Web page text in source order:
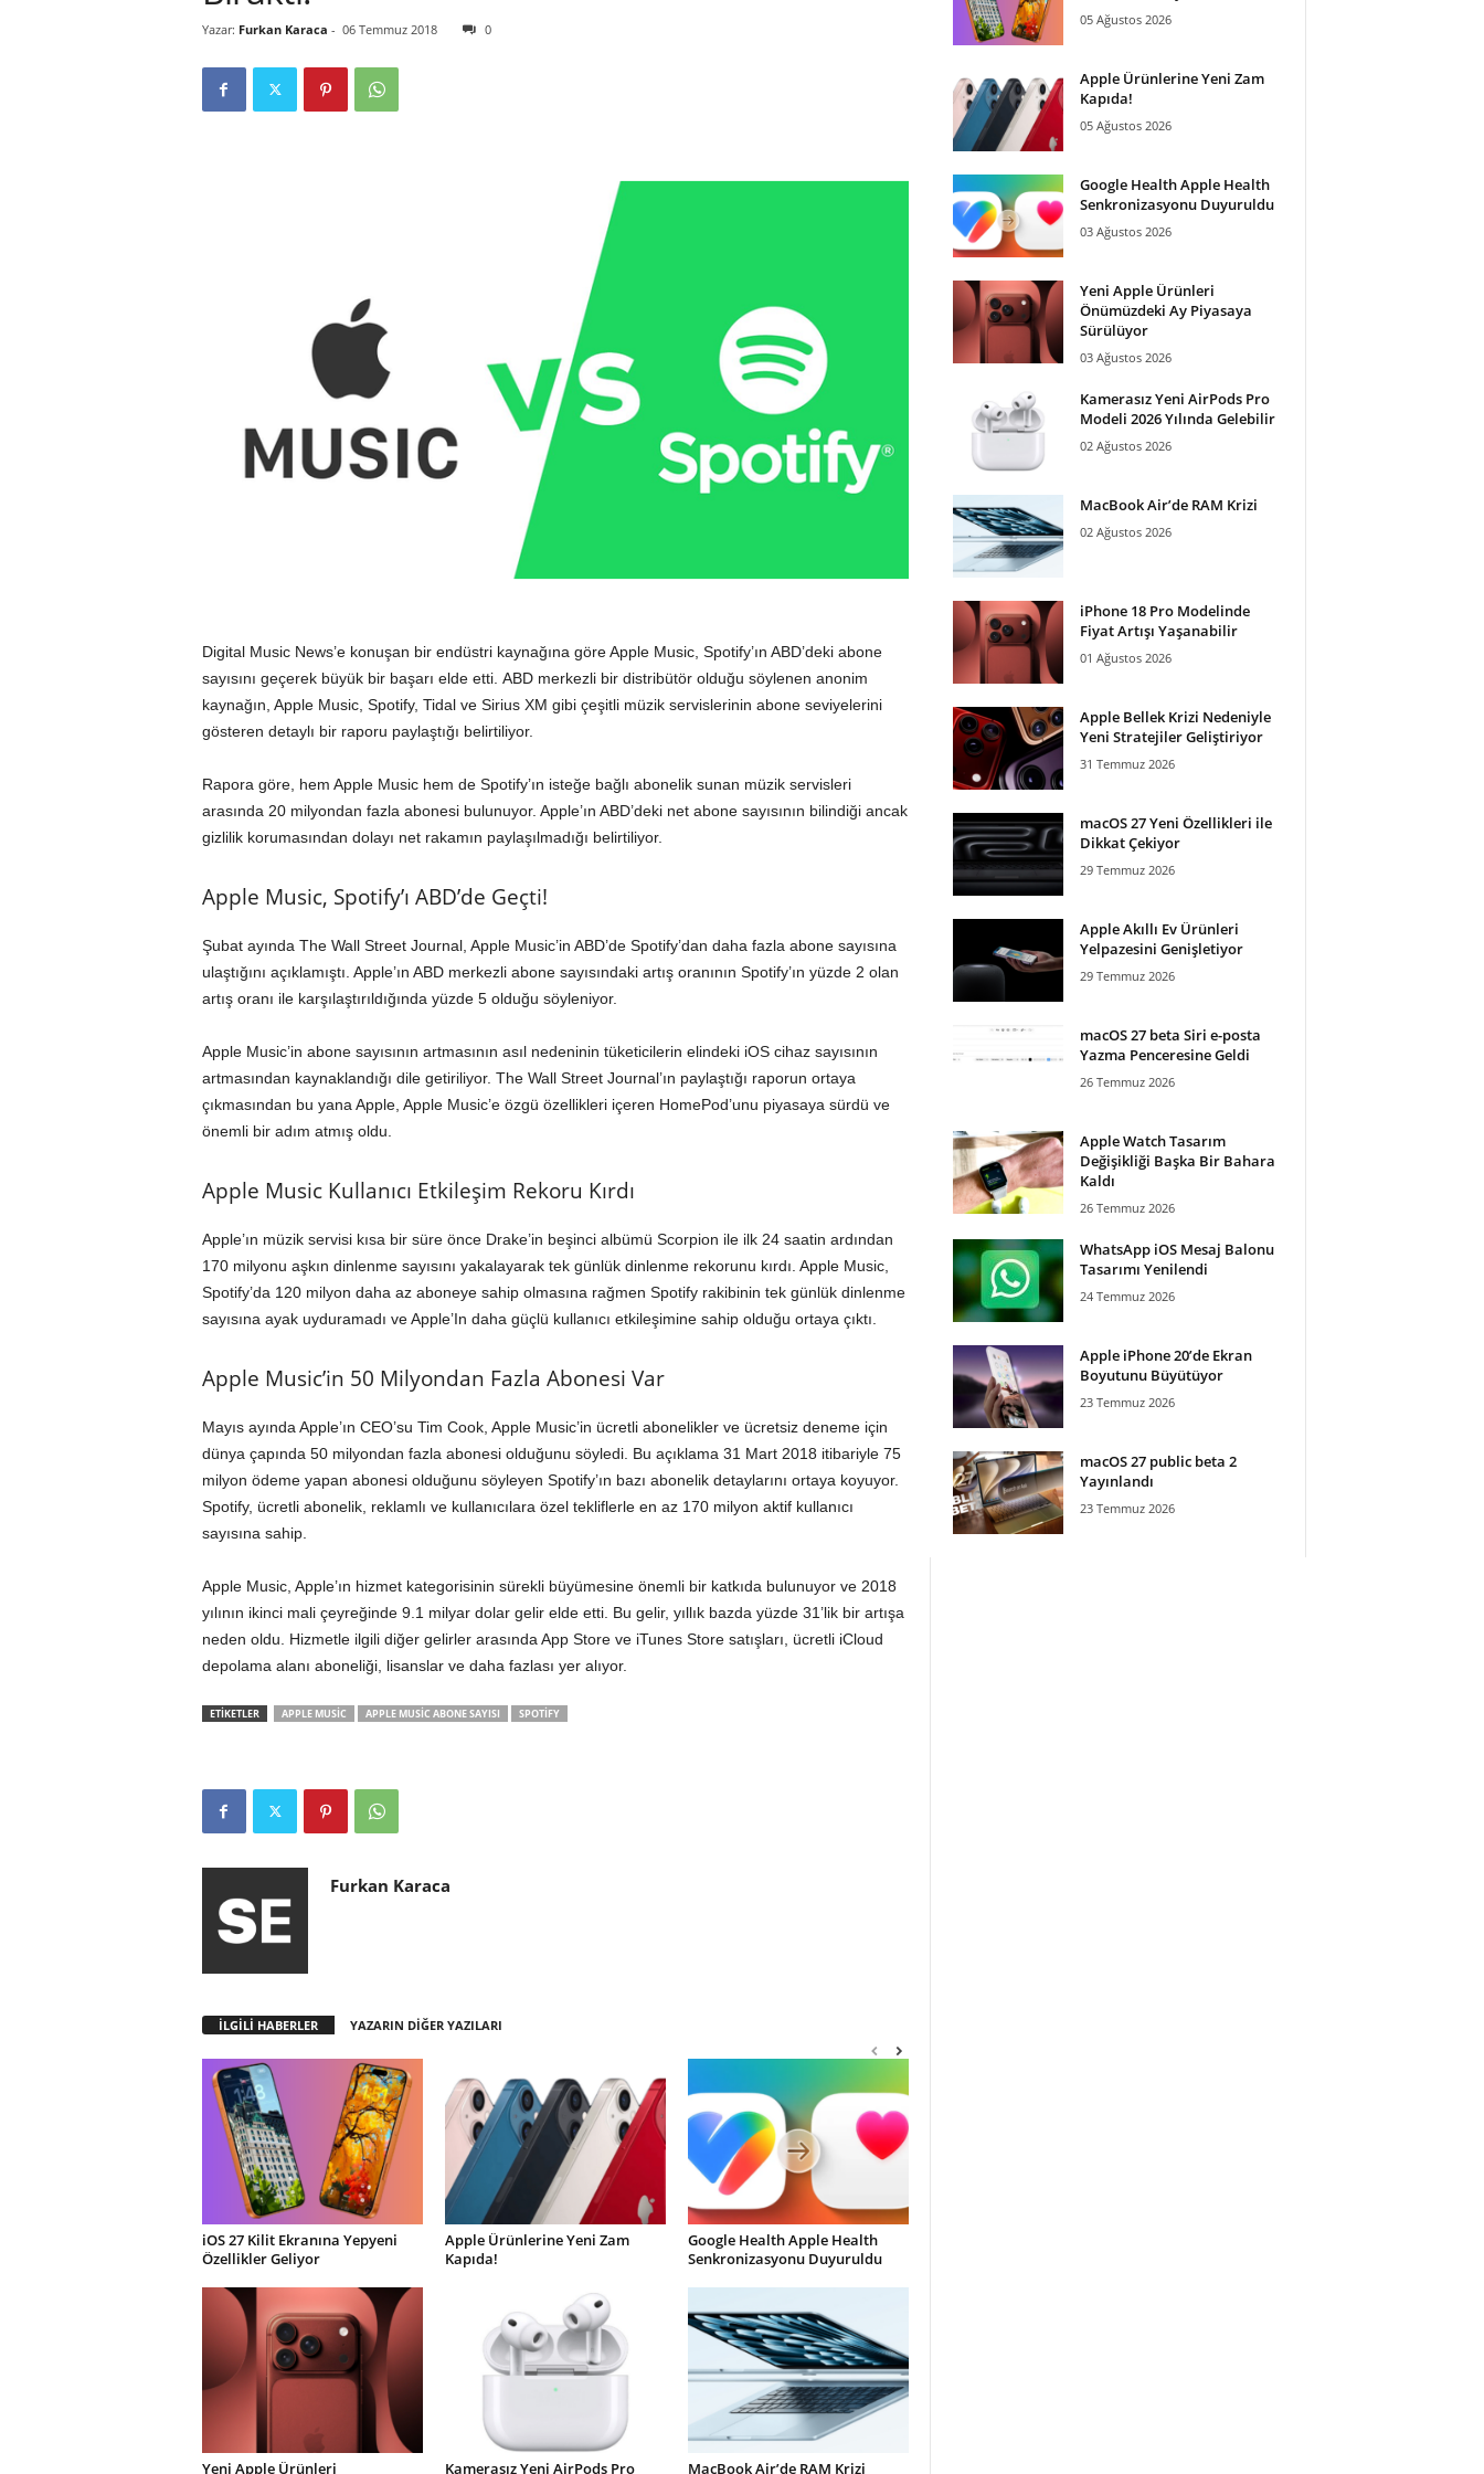
Yazar: Furkan Karaca - 06 Temmuz 2018 0
Digital Music News’e konuşan bir endüstri kaynağına göre Apple Music, Spotify’ın ABD’deki abone
sayısını geçerek büyük bir başarı elde etti. ABD merkezli bir distribütör olduğu söylenen anonim
kaynağın, Apple Music, Spotify, Tidal ve Sirius XM gibi çeşitli müzik servislerinin abone seviyelerini
gösteren detaylı bir raporu paylaştığı belirtiliyor.
Rapora göre, hem Apple Music hem de Spotify’ın isteğe bağlı abonelik sunan müzik servisleri
arasında 20 milyondan fazla abonesi bulunuyor. Apple’ın ABD’deki net abone sayısının bilindiği ancak
gizlilik korumasından dolayı net rakamın paylaşılmadığı belirtiliyor.
Apple Music, Spotify’ı ABD’de Geçti!
Şubat ayında The Wall Street Journal, Apple Music’in ABD’de Spotify’dan daha fazla abone sayısına
ulaştığını açıklamıştı. Apple’ın ABD merkezli abone sayısındaki artış oranının Spotify’ın yüzde 2 olan
artış oranı ile karşılaştırıldığında yüzde 5 olduğu söyleniyor.
Apple Music’in abone sayısının artmasının asıl nedeninin tüketicilerin elindeki iOS cihaz sayısının
artmasından kaynaklandığı dile getiriliyor. The Wall Street Journal’ın paylaştığı raporun ortaya
çıkmasından bu yana Apple, Apple Music’e özgü özellikleri içeren HomePod’unu piyasaya sürdü ve
önemli bir adım atmış oldu.
Apple Music Kullanıcı Etkileşim Rekoru Kırdı
Apple’ın müzik servisi kısa bir süre önce Drake’in beşinci albümü Scorpion ile ilk 24 saatin ardından
170 milyonu aşkın dinlenme sayısını yakalayarak tek günlük dinlenme rekorunu kırdı. Apple Music,
Spotify’da 120 milyon daha az aboneye sahip olmasına rağmen Spotify rakibinin tek günlük dinlenme
sayısına ayak uyduramadı ve Apple’In daha güçlü kullanıcı etkileşimine sahip olduğu ortaya çıktı.
Apple Music’in 50 Milyondan Fazla Abonesi Var
Mayıs ayında Apple’ın CEO’su Tim Cook, Apple Music’in ücretli abonelikler ve ücretsiz deneme için
dünya çapında 50 milyondan fazla abonesi olduğunu söyledi. Bu açıklama 31 Mart 2018 itibariyle 75
milyon ödeme yapan abonesi olduğunu söyleyen Spotify’ın bazı abonelik detaylarını ortaya koyuyor.
Spotify, ücretli abonelik, reklamlı ve kullanıcılara özel tekliflerle en az 170 milyon aktif kullanıcı
sayısına sahip.
Apple Music, Apple’ın hizmet kategorisinin sürekli büyümesine önemli bir katkıda bulunuyor ve 2018
yılının ikinci mali çeyreğinde 9.1 milyar dolar gelir elde etti. Bu gelir, yıllık bazda yüzde 31’lik bir artışa
neden oldu. Hizmetle ilgili diğer gelirler arasında App Store ve iTunes Store satışları, ücretli iCloud
depolama alanı aboneliği, lisanslar ve daha fazlası yer alıyor.
ETİKETLER APPLE MUSIC APPLE MUSIC ABONE SAYISI SPOTIFY
Furkan Karaca
İLGİLİ HABERLER YAZARIN DİĞER YAZILARI
iOS 27 Kilit Ekranına Yepyeni
Özellikler Geliyor
Apple Ürünlerine Yeni Zam
Kapıda!
Google Health Apple Health
Senkronizasyonu Duyuruldu
Yeni Apple Ürünleri
Kamerasız Yeni AirPods Pro
MacBook Air’de RAM Krizi
05 Ağustos 2026
Apple Ürünlerine Yeni Zam
Kapıda!
05 Ağustos 2026
Google Health Apple Health
Senkronizasyonu Duyuruldu
03 Ağustos 2026
Yeni Apple Ürünleri
Önümüzdeki Ay Piyasaya
Sürülüyor
03 Ağustos 2026
Kamerasız Yeni AirPods Pro
Modeli 2026 Yılında Gelebilir
02 Ağustos 2026
MacBook Air’de RAM Krizi
02 Ağustos 2026
iPhone 18 Pro Modelinde
Fiyat Artışı Yaşanabilir
01 Ağustos 2026
Apple Bellek Krizi Nedeniyle
Yeni Stratejiler Geliştiriyor
31 Temmuz 2026
macOS 27 Yeni Özellikleri ile
Dikkat Çekiyor
29 Temmuz 2026
Apple Akıllı Ev Ürünleri
Yelpazesini Genişletiyor
29 Temmuz 2026
macOS 27 beta Siri e-posta
Yazma Penceresine Geldi
26 Temmuz 2026
Apple Watch Tasarım
Değişikliği Başka Bir Bahara
Kaldı
26 Temmuz 2026
WhatsApp iOS Mesaj Balonu
Tasarımı Yenilendi
24 Temmuz 2026
Apple iPhone 20’de Ekran
Boyutunu Büyütüyor
23 Temmuz 2026
macOS 27 public beta 2
Yayınlandı
23 Temmuz 2026